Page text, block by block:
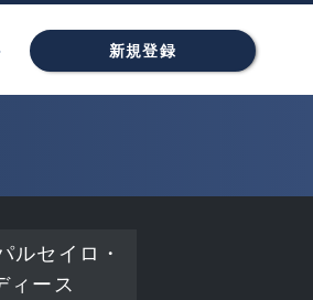
新規登録
ルセイロ・
ィース